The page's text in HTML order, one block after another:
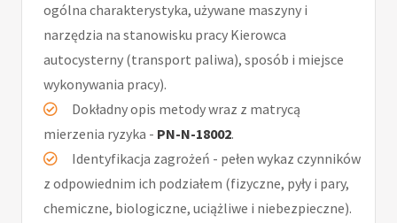
ogólna charakterystyka, używane maszyny i
narzędzia na stanowisku pracy Kierowca
autocysterny (transport paliwa), sposób i miejsce
wykonywania pracy).
Dokładny opis metody wraz z matrycą
mierzenia ryzyka - PN-N-18002.
Identyfikacja zagrożeń - pełen wykaz czynników
z odpowiednim ich podziałem (fizyczne, pyły i pary,
chemiczne, biologiczne, uciążliwe i niebezpieczne).